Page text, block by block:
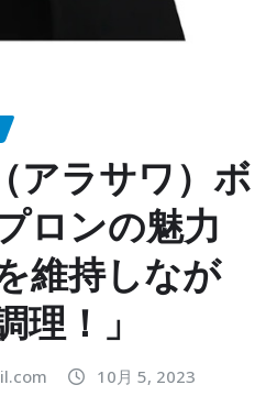
アラサワ）ボ
ロンの魅力
維持しなが
理！」
10月 5, 2023